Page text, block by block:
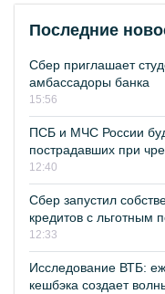
Последние
Сбер приглашает
амбассадоры банка
15:56
ПСБ и МЧС России
пострадавших при
12:40
Сбер запустил
кредитов с льготным
12:33
Исследование ВТБ:
кешбэка создает